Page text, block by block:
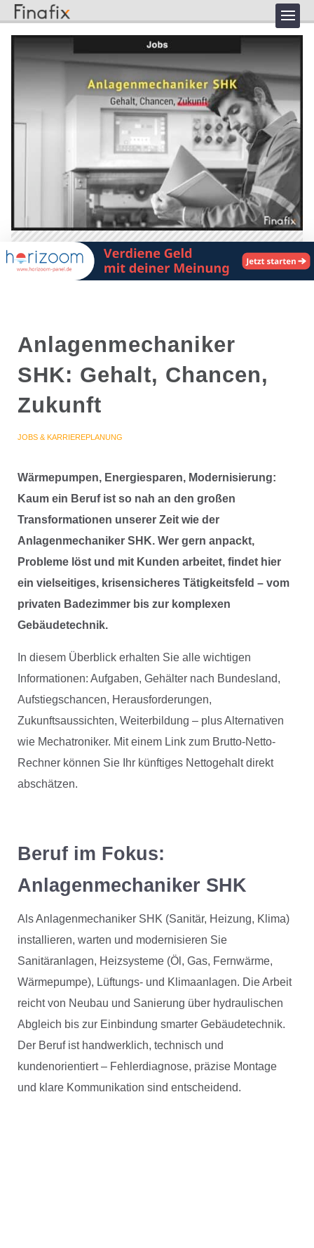
Anlagenmechaniker
SHK: Gehalt, Chancen,
Zukunft
JOBS & KARRIEREPLANUNG
Wärmepumpen, Energiesparen, Modernisierung:
Kaum ein Beruf ist so nah an den großen
Transformationen unserer Zeit wie der
Anlagenmechaniker SHK. Wer gern anpackt,
Probleme löst und mit Kunden arbeitet, findet hier
ein vielseitiges, krisensicheres Tätigkeitsfeld – vom
privaten Badezimmer bis zur komplexen
Gebäudetechnik.
In diesem Überblick erhalten Sie alle wichtigen
Informationen: Aufgaben, Gehälter nach Bundesland,
Aufstiegschancen, Herausforderungen,
Zukunftsaussichten, Weiterbildung – plus Alternativen
wie Mechatroniker. Mit einem Link zum Brutto-Netto-
Rechner können Sie Ihr künftiges Nettogehalt direkt
abschätzen.
Beruf im Fokus:
Anlagenmechaniker SHK
Als Anlagenmechaniker SHK (Sanitär, Heizung, Klima)
installieren, warten und modernisieren Sie
Sanitäranlagen, Heizsysteme (Öl, Gas, Fernwärme,
Wärmepumpe), Lüftungs- und Klimaanlagen. Die Arbeit
reicht von Neubau und Sanierung über hydraulischen
Abgleich bis zur Einbindung smarter Gebäudetechnik.
Der Beruf ist handwerklich, technisch und
kundenorientiert – Fehlerdiagnose, präzise Montage
und klare Kommunikation sind entscheidend.